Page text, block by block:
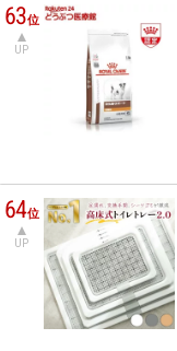
63位
UP
64位
UP